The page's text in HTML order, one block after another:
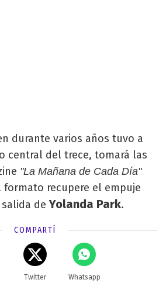
durante varios años tuvo a
central del trece, tomará las
"La Mañana de Cada Día"
recupere el empuje
salida deYolanda Park.
COMPARTÍ
Twitter Whatsapp